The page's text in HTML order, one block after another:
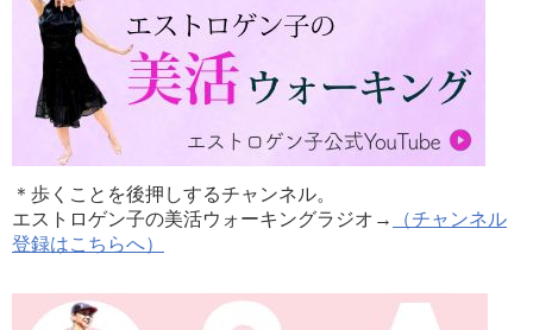
＊歩くことを後押しするチャンネル。
エストロゲン子の美活ウォーキングラジオ→
（チャンネル
登録はこちらへ）